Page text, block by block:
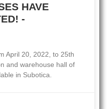
HAVE
-
April 20, 2022, to 25th
and warehouse hall of
in Subotica.